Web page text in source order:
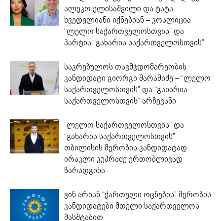
ალეკო ელისაშვილი და ტატა
ხვედელიანი იქნებიან – კოალიცია
“ლელო საქართველოსთვის” და
პარტია “გახარია საქართველოსთვის”
საკრებულოს თავმჯდომარეობის
კანდიდატი გიორგი შარაშიძე – “ლელო
საქართველოსთვის” და “გახარია
საქართველოსთვის” არჩევანი
“ლელო საქართველოსთვის” და
“გახარია საქართველოსთვის”
თბილისის მერობის კანდიდატად
ირაკლი კუპრაძე ერთობლივად
წარადგინა
ვინ არიან “ქართული ოცნების” მერობის
კანდიდატები მთელი საქართველოს
მასშტაბით